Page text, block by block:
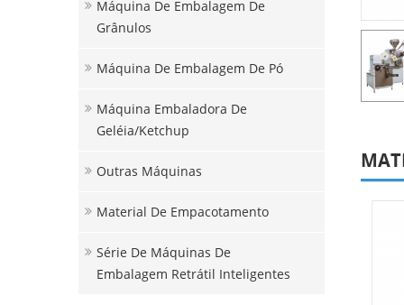
Máquina De Embalagem De
Grânulos
Máquina De Embalagem De Pó
Máquina Embaladora De
Geléia/ketchup
Outras Máquinas
Material De Empacotamento
Série De Máquinas De
Embalagem Retrátil Inteligentes